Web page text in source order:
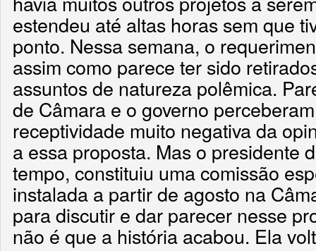
estendeu até altas horas sem que
ponto. Nessa semana, o
assim como parece ter sido
assuntos de natureza polêmica.
de Câmara e o governo
receptividade muito negativa da
a essa proposta. Mas o presidente
tempo, constituiu uma comissão
instalada a partir de agosto na
para discutir e dar parecer nesse
não é que a história acabou. Ela